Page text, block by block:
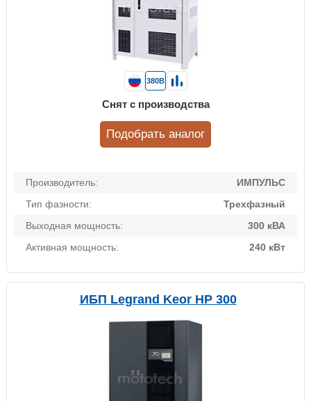
Производитель:
ИМПУЛЬС
Тип фазности:
Трехфазный
Выходная мощность:
300 кВА
Активная мощность:
240 кВт
380В
Снят с производства
Подобрать аналог
ИБП Legrand Keor HP 300